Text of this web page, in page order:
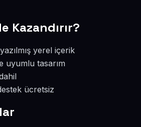
Kazandırır?
yerel içerik
uyumlu tasarım
ücretsiz